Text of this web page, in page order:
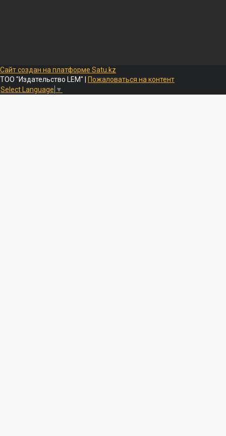
Сайт создан на платформе Satu.kz
ТОО "Издательство LEM" |
Пожаловаться на контент
Select Language ▼